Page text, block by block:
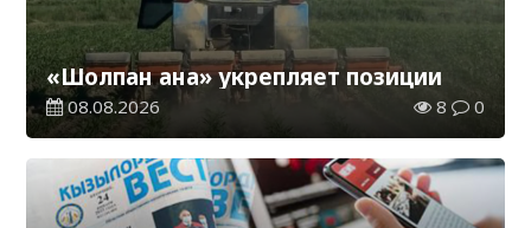
«Шолпан ана» укрепляет позиции
08.08.2026 8 0